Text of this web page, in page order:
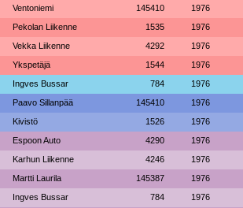
Ventoniemi 145410 1976
Pekolan Liikenne 1535 1976
Vekka Liikenne 4292 1976
Ykspetäjä 1544 1976
Ingves Bussar 784 1976
Paavo Sillanpää 145410 1976
Kivistö 1526 1976
Espoon Auto 4290 1976
Karhun Liikenne 4246 1976
Martti Laurila 145387 1976
Ingves Bussar 784 1976